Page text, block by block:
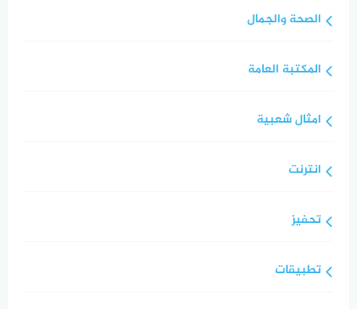
الصحة والجمال
المكتبة العامة
امثال شعبية
انترنت
تحفيز
تطبيقات